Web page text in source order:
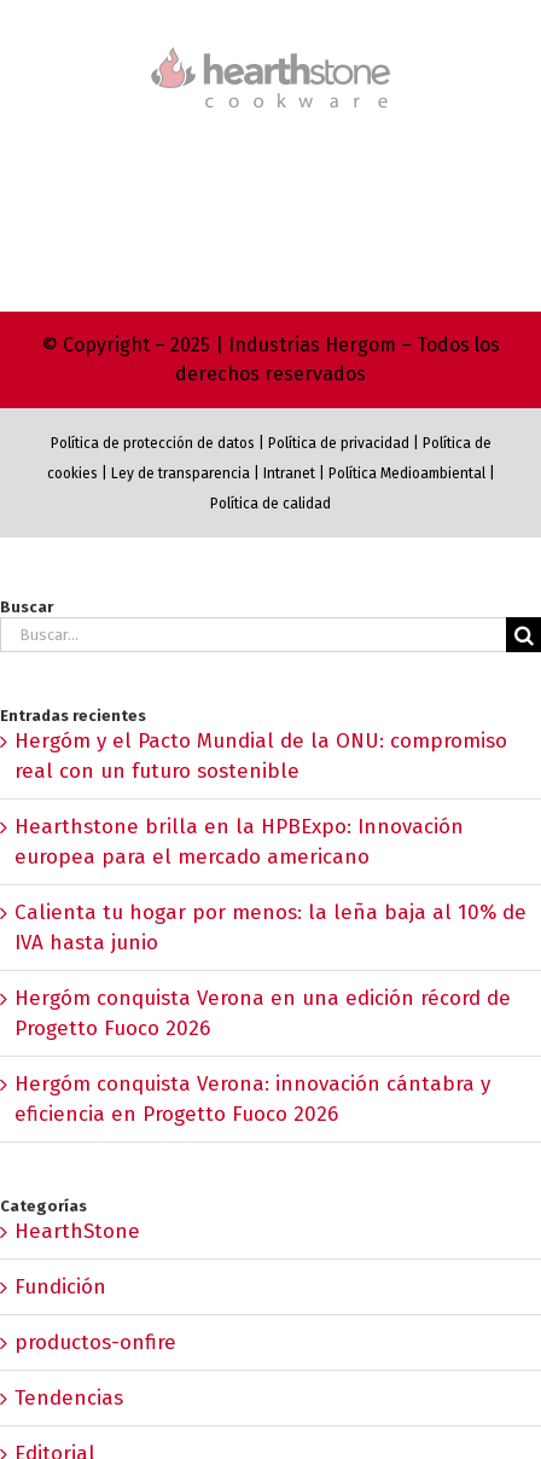
© Copyright – 2025 | Industrias Hergom – Todos los
derechos reservados
Política de protección de datos Política de privacidad
Política de
cookies
Ley de transparencia| Intranet| Política Medioambiental|
Política de calidad
Buscar
Buscar:
Entradas recientes
Hergóm y el Pacto Mundial de la ONU: compromiso
real con un futuro sostenible
Hearthstone brilla en la HPBExpo: Innovación
europea para el mercado americano
Calienta tu hogar por menos: la leña baja al 10% de
IVA hasta junio
Hergóm conquista Verona en una edición récord de
Progetto Fuoco 2026
Hergóm conquista Verona: innovación cántabra y
eficiencia en Progetto Fuoco 2026
Categorías
HearthStone
Fundición
productos-onfire
Tendencias
Editorial